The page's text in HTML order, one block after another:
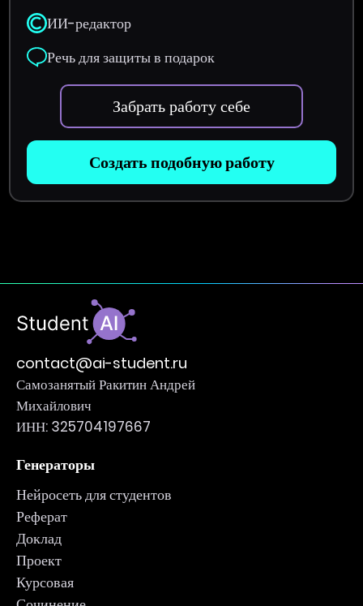
ИИ-редактор
Речь для защиты в подарок
Забрать работу себе
Создать подобную работу
contact@ai-student.ru
Самозанятый Ракитин Андрей
Михайлович
ИНН: 325704197667
Генераторы
Нейросеть для студентов
Реферат
Доклад
Проект
Курсовая